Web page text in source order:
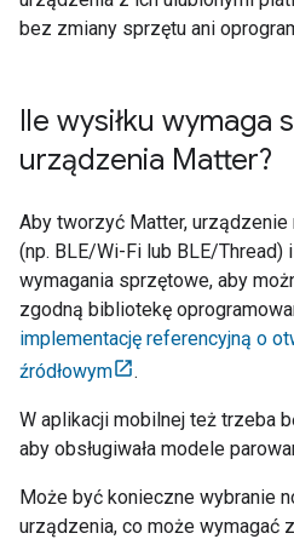
bez zmiany sprzętu ani
Ile wysiłku wymaga
urządzenia Matter?
Aby tworzyć Matter,
(np. BLE/Wi-Fi lub BLE/Thread)
wymagania sprzętowe, aby
zgodną bibliotekę
implementację referencyjną o
źródłowym
.
W aplikacji mobilnej też trzeba
aby obsługiwała modele
Może być konieczne wybranie
urządzenia, co może wymagać